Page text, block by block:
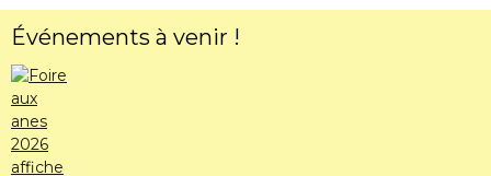
Événements à venir !